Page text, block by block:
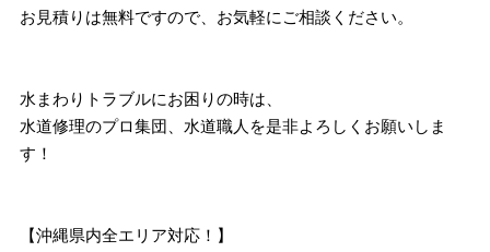
お見積りは無料ですので、お気軽にご相談ください。
水まわりトラブルにお困りの時は、
水道修理のプロ集団、水道職人を是非よろしくお願いしま
す！
【沖縄県内全エリア対応！】